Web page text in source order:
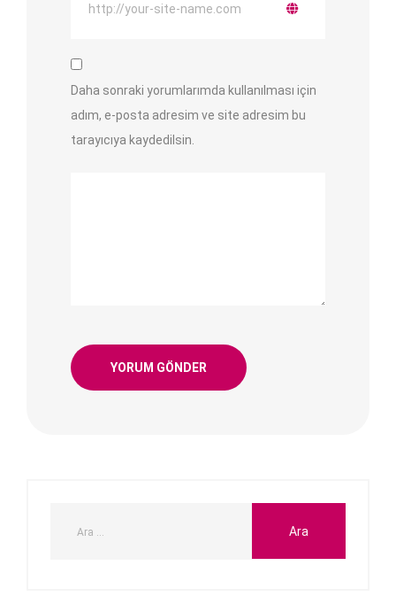
Daha sonraki yorumlarımda kullanılması için
adım, e-posta adresim ve site adresim bu
tarayıcıya kaydedilsin.